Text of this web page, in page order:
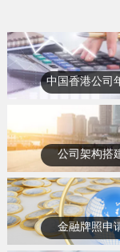
中国香港公司
公司架构搭
金融牌照申